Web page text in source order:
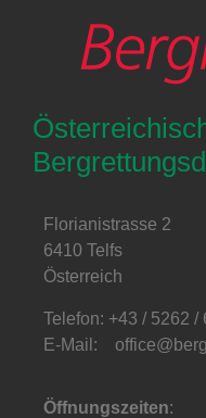
Florianistrasse 2
6410 Telfs
Österreich
Telefon: +43 / 5262 /
E-Mail:
Öffnungszeiten: